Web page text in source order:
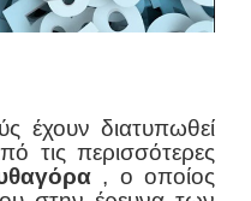
έχουν διατυπωθεί
τις περισσότερες
, ο οποίος